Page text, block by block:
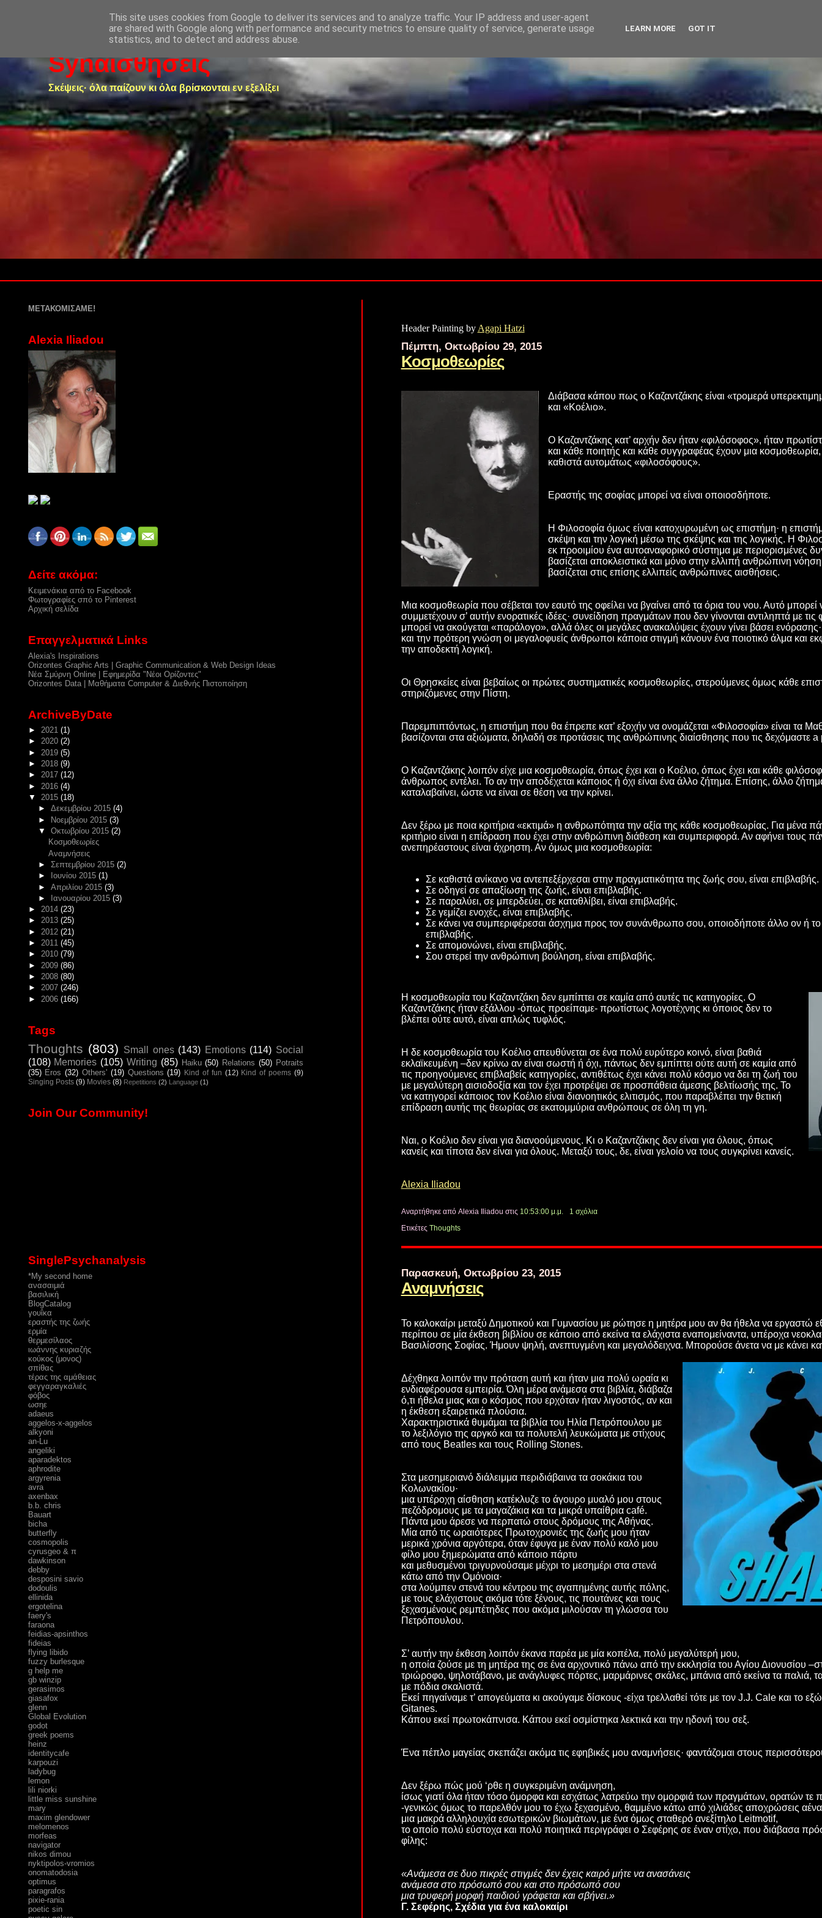
Synαισθήσεις
Σκέψεις· όλα παίζουν κι όλα βρίσκονται εν εξελίξει
Header Painting by Agapi Hatzi
Πέμπτη, Οκτωβρίου 29, 2015
Κοσμοθεωρίες
Διάβασα κάπου πως ο Καζαντζάκης είναι «τρομερά
και «Κοέλιο».
Ο Καζαντζάκης κατ’ αρχήν δεν ήταν «φιλόσοφος», ήταν
και κάθε ποιητής και κάθε συγγραφέας έχουν μια
καθιστά αυτομάτως «φιλοσόφους».
Εραστής της σοφίας μπορεί να είναι οποιοσδήποτε.
Η Φιλοσοφία όμως είναι κατοχυρωμένη ως επιστήμη· η
σκέψη και την λογική μέσω της σκέψης και της λογικής. Η
εκ προοιμίου ένα αυτοαναφορικό σύστημα με περιορισμένες
βασίζεται αποκλειστικά και μόνο στην ελλιπή ανθρώπινη
βασίζεται στις επίσης ελλιπείς ανθρώπινες αισθήσεις.
Μια κοσμοθεωρία που σέβεται τον εαυτό της οφείλει να βγαίνει από τα όρια του νου. Αυτό
συμμετέχουν σ’ αυτήν ενορατικές ιδέες· συνείδηση πραγμάτων που δεν γίνονται αντιληπτά με τις
μπορεί να ακούγεται «παράλογο», αλλά όλες οι μεγάλες ανακαλύψεις έχουν γίνει βάσει
και την πρότερη γνώση οι μεγαλοφυείς άνθρωποι κάποια στιγμή κάνουν ένα ποιοτικό άλμα και
την αποδεκτή λογική.
Οι Θρησκείες είναι βεβαίως οι πρώτες συστηματικές κοσμοθεωρίες, στερούμενες όμως κάθε
στηριζόμενες στην Πίστη.
Παρεμπιπτόντως, η επιστήμη που θα έπρεπε κατ’ εξοχήν να ονομάζεται «Φιλοσοφία» είναι τα
βασίζονται στα αξιώματα, δηλαδή σε προτάσεις της ανθρώπινης διαίσθησης που τις δεχόμαστε
Ο Καζαντζάκης λοιπόν είχε μια κοσμοθεωρία, όπως έχει και ο Κοέλιο, όπως έχει και κάθε
άνθρωπος εντέλει. Το αν την αποδέχεται κάποιος ή όχι είναι ένα άλλο ζήτημα. Επίσης, άλλο
καταλαβαίνει, ώστε να είναι σε θέση να την κρίνει.
Δεν ξέρω με ποια κριτήρια «εκτιμά» η ανθρωπότητα την αξία της κάθε κοσμοθεωρίας. Για μένα
κριτήριο είναι η επίδραση που έχει στην ανθρώπινη διάθεση και συμπεριφορά. Αν αφήνει τους
ανεπηρέαστους είναι άχρηστη. Αν όμως μια κοσμοθεωρία:
Σε καθιστά ανίκανο να αντεπεξέρχεσαι στην πραγματικότητα της ζωής σου, είναι επιβλαβής.
Σε οδηγεί σε απαξίωση της ζωής, είναι επιβλαβής.
Σε παραλύει, σε μπερδεύει, σε καταθλίβει, είναι επιβλαβής.
Σε γεμίζει ενοχές, είναι επιβλαβής.
Σε κάνει να συμπεριφέρεσαι άσχημα προς τον συνάνθρωπο σου, οποιοδήποτε άλλο ον ή το
επιβλαβής.
Σε απομονώνει, είναι επιβλαβής.
Σου στερεί την ανθρώπινη βούληση, είναι επιβλαβής.
Η κοσμοθεωρία του Καζαντζάκη δεν εμπίπτει σε καμία από αυτές τις κατηγορίες. Ο
Καζαντζάκης ήταν εξάλλου -όπως προείπαμε- πρωτίστως λογοτέχνης κι όποιος δεν το
βλέπει ούτε αυτό, είναι απλώς τυφλός.
Η δε κοσμοθεωρία του Κοέλιο απευθύνεται σε ένα πολύ ευρύτερο κοινό, είναι βαθιά
εκλαϊκευμένη –δεν κρίνω αν είναι σωστή ή όχι, πάντως δεν εμπίπτει ούτε αυτή σε καμία από
τις προηγούμενες επιβλαβείς κατηγορίες, αντιθέτως έχει κάνει πολύ κόσμο να δει τη ζωή του
με μεγαλύτερη αισιοδοξία και τον έχει προτρέψει σε προσπάθεια άμεσης βελτίωσής της. Το
να κατηγορεί κάποιος τον Κοέλιο είναι διανοητικός ελιτισμός, που παραβλέπει την θετική
επίδραση αυτής της θεωρίας σε εκατομμύρια ανθρώπους σε όλη τη γη.
Ναι, ο Κοέλιο δεν είναι για διανοούμενους. Κι ο Καζαντζάκης δεν είναι για όλους, όπως
κανείς και τίποτα δεν είναι για όλους. Μεταξύ τους, δε, είναι γελοίο να τους συγκρίνει κανείς.
Alexia Iliadou
Αναρτήθηκε από Alexia Iliadou στις 10:53:00 μ.μ.
1 σχόλια
Ετικέτες Thoughts
Παρασκευή, Οκτωβρίου 23, 2015
Αναμνήσεις
Το καλοκαίρι μεταξύ Δημοτικού και Γυμνασίου με ρώτησε η μητέρα μου αν θα ήθελα να εργαστώ
περίπου σε μία έκθεση βιβλίου σε κάποιο από εκείνα τα ελάχιστα εναπομείναντα, υπέροχα
Βασιλίσσης Σοφίας. Ήμουν ψηλή, ανεπτυγμένη και μεγαλόδειχνα. Μπορούσε άνετα να με κάνει
Δέχθηκα λοιπόν την πρόταση αυτή και ήταν μια πολύ ωραία κι
ενδιαφέρουσα εμπειρία. Όλη μέρα ανάμεσα στα βιβλία, διάβαζα
ό,τι ήθελα μιας και ο κόσμος που ερχόταν ήταν λιγοστός, αν και
η έκθεση εξαιρετικά πλούσια.
Χαρακτηριστικά θυμάμαι τα βιβλία του Ηλία Πετρόπουλου με
το λεξιλόγιο της αργκό και τα πολυτελή λευκώματα με στίχους
από τους Beatles και τους Rolling Stones.
Στα μεσημεριανό διάλειμμα περιδιάβαινα τα σοκάκια του
Κολωνακίου·
μια υπέροχη αίσθηση κατέκλυζε το άγουρο μυαλό μου στους
πεζόδρομους με τα μαγαζάκια και τα μικρά υπαίθρια café.
Πάντα μου άρεσε να περπατώ στους δρόμους της Αθήνας.
Μία από τις ωραιότερες Πρωτοχρονιές της ζωής μου ήταν
μερικά χρόνια αργότερα, όταν έφυγα με έναν πολύ καλό μου
φίλο μου ξημερώματα από κάποιο πάρτυ
και μεθυσμένοι τριγυρνούσαμε μέχρι το μεσημέρι στα στενά
κάτω από την Ομόνοια·
στα λούμπεν στενά του κέντρου της αγαπημένης αυτής πόλης,
με τους ελάχιστους ακόμα τότε ξένους, τις πουτάνες και τους
ξεχασμένους ρεμπέτηδες που ακόμα μιλούσαν τη γλώσσα του
Πετρόπουλου.
Σ’ αυτήν την έκθεση λοιπόν έκανα παρέα με μία κοπέλα, πολύ μεγαλύτερή μου,
η οποία ζούσε με τη μητέρα της σε ένα αρχοντικό πάνω από την εκκλησία του Αγίου Διονυσίου
τριώροφο, ψηλοτάβανο, με ανάγλυφες πόρτες, μαρμάρινες σκάλες, μπάνια από εκείνα τα παλιά, τα
με πόδια σκαλιστά.
Εκεί πηγαίναμε τ’ απογεύματα κι ακούγαμε δίσκους -είχα τρελλαθεί τότε με τον J.J. Caleκαι το
Gitanes.
Κάπου εκεί πρωτοκάπνισα. Κάπου εκεί οσμίστηκα λεκτικά και την ηδονή του σεξ.
Ένα πέπλο μαγείας σκεπάζει ακόμα τις εφηβικές μου αναμνήσεις· φαντάζομαι στους
Δεν ξέρω πώς μού ‘ρθε η συγκεριμένη ανάμνηση,
ίσως γιατί όλα ήταν τόσο όμορφα και εσχάτως λατρεύω την ομορφιά των πραγμάτων, ορατών τε
-γενικώς όμως το παρελθόν μου το έχω ξεχασμένο, θαμμένο κάτω από χιλιάδες αποχρώσεις
μια μακρά αλληλουχία εσωτερικών βιωμάτων, με ένα όμως σταθερό ανεξίτηλο Leitmotif,
τo οποίo πολύ εύστοχα και πολύ ποιητικά περιγράφει ο Σεφέρης σε έναν στίχο, που διάβασα
φίλης:
«Ανάμεσα σε δυο πικρές στιγμές δεν έχεις καιρό μήτε να ανασάνεις
ανάμεσα στο πρόσωπό σου και στο πρόσωπό σου
μια τρυφερή μορφή παιδιού γράφεται και σβήνει.»
Γ. Σεφέρης, Σχέδια για ένα καλοκαίρι
ΜΕΤΑΚΟΜΙΣΑΜΕ!
Alexia Iliadou
Δείτε ακόμα:
Κειμενάκια από το Facebook
Φωτογραφίες σπό το Pinterest
Αρχική σελίδα
Επαγγελματικά Links
Alexia's Inspirations
Orizontes Graphic Arts | Graphic Communication & Web Design Ideas
Νέα Σμύρνη Online | Εφημερίδα "Νέοι Ορίζοντες"
Orizontes Data | Μαθήματα Computer & Διεθνής Πιστοποίηση
ArchiveByDate
► 2021 (1)
► 2020 (2)
► 2019 (5)
► 2018 (9)
► 2017 (12)
► 2016 (4)
▼ 2015 (18)
► Δεκεμβρίου 2015 (4)
► Νοεμβρίου 2015 (3)
▼ Οκτωβρίου 2015 (2)
Κοσμοθεωρίες
Αναμνήσεις
► Σεπτεμβρίου 2015 (2)
►
Ιουνίου 2015 (1)
► Απριλίου 2015 (3)
►
Ιανουαρίου 2015 (3)
► 2014 (23)
► 2013 (25)
► 2012 (21)
► 2011 (45)
► 2010 (79)
► 2009 (86)
► 2008 (80)
► 2007 (246)
► 2006 (166)
Tags
Thoughts (803) Small ones (143) Emotions (114) Social
(108) Memories (105) Writing (85) Haiku (50) Relations (50) Potraits
(35) Eros (32) Others' (19) Questions (19) Kind of fun (12) Kind of poems (9)
Singing Posts (9) Movies (8) Repetitions (2) Language (1)
Join Our Community!
SinglePsychanalysis
*My second home
ανασαιμιά
βασιλική
ΒlogCatalog
γουΐκα
εραστής της ζωής
ερμία
θερμεσίλαος
ιωάννης κυριαζής
κούκος (μονος)
σπίθας
τέρας της αμάθειας
φεγγαραγκαλιές
φόβος
ωσηε
adaeus
aggelos-x-aggelos
alkyoni
an-Lu
angeliki
aparadektos
aphrodite
argyrenia
avra
axenbax
b.b. chris
Bauart
bicha
butterfly
cosmopolis
cyrusgeo & π
dawkinson
debby
desposini savio
dodoulis
ellinida
ergotelina
faery's
faraona
feidias-apsinthos
fideias
flying libido
fuzzy burlesque
g help me
gb winzip
gerasimos
giasafox
glenn
Global Evolution
godot
greek poems
heinz
identitycafe
karpouzi
ladybug
lemon
lili niorki
little miss sunshine
mary
maxim glendower
melomenos
morfeas
navigator
nikos dimou
nyktipolos-vromios
onomatodosia
optimus
paragrafos
pixie-rania
poetic sin
This site uses cookies from Google to deliver its services and to analyze traffic. Your IP address and user-agent
are shared with Google along with performance and security metrics to ensure quality of service, generate usage
statistics, and to detect and address abuse.
LEARN MORE GOT IT